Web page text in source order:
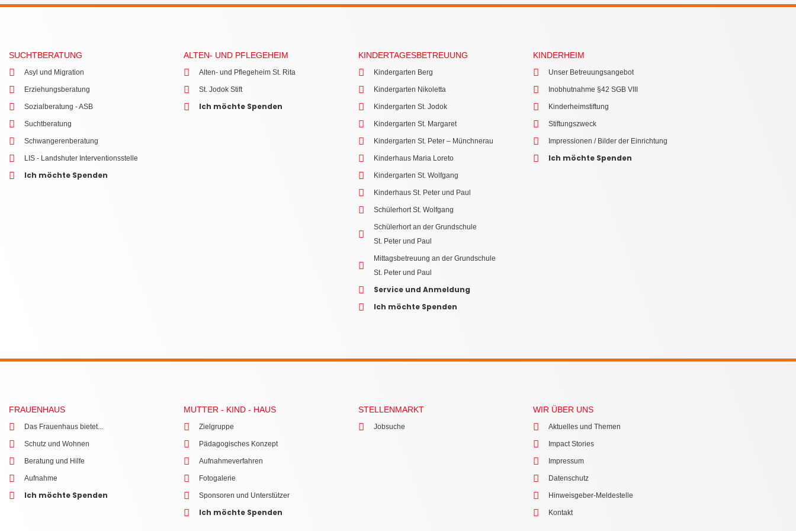
SUCHTBERATUNG
Asyl und Migration
Erziehungsberatung
Sozialberatung - ASB
Suchtberatung
Schwangerenberatung
LIS - Landshuter Interventionsstelle
Ich möchte Spenden
ALTEN- UND PFLEGEHEIM
Alten- und Pflegeheim St. Rita
St. Jodok Stift
Ich möchte Spenden
KINDERTAGESBETREUUNG
Kindergarten Berg
Kindergarten Nikoletta
Kindergarten St. Jodok
Kindergarten St. Margaret
Kindergarten St. Peter – Münchnerau
Kinderhaus Maria Loreto
Kindergarten St. Wolfgang
Kinderhaus St. Peter und Paul
Schülerhort St. Wolfgang
Schülerhort an der Grundschule
St. Peter und Paul
Mittagsbetreuung an der Grundschule
St. Peter und Paul
Service und Anmeldung
Ich möchte Spenden
KINDERHEIM
Unser Betreuungsangebot
Inobhutnahme §42 SGB VIII
Kinderheimstiftung
Stiftungszweck
Impressionen / Bilder der Einrichtung
Ich möchte Spenden
FRAUENHAUS
Das Frauenhaus bietet...
Schutz und Wohnen
Beratung und Hilfe
Aufnahme
Ich möchte Spenden
MUTTER - KIND - HAUS
Zielgruppe
Pädagogisches Konzept
Aufnahmeverfahren
Fotogalerie
Sponsoren und Unterstützer
Ich möchte Spenden
STELLENMARKT
Jobsuche
WIR ÜBER UNS
Aktuelles und Themen
Impact Stories
Impressum
Datenschutz
Hinweisgeber-Meldestelle
Kontakt